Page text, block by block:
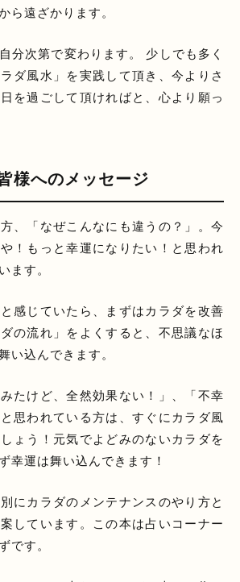
ら遠ざかります。
分次第で変わります。 少しでも多く
ダ風水」を実践して頂き、今よりさ
を過ごして頂ければと、心より願っ
様へのメッセージ
、「なぜこんなにも違うの？」。今
！もっと幸運になりたい！と思われ
ます。
感じていたら、まずはカラダを改善
の流れ」をよくすると、不思議なほ
い込んできます。
みたけど、全然効果ない！」、「不幸
思われている方は、すぐにカラダ風
ょう！元気でよどみのないカラダを
幸運は舞い込んできます！
にカラダのメンテナンスのやり方と
しています。この本は占いコーナー
です。